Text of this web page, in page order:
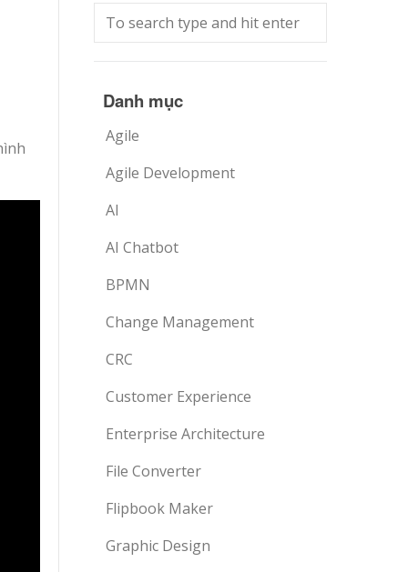
Danh mục
Agile
Agile Development
AI
AI Chatbot
BPMN
Change Management
CRC
Customer Experience
Enterprise Architecture
File Converter
Flipbook Maker
Graphic Design